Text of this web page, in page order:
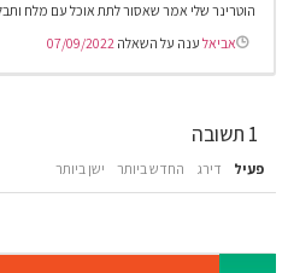
הוטרינר שלי אמר שאסור לתת אוכל עם מלח
אביאל ענה על השאלה 07/09/2022
1 תשובה
פעיל דירג החדש ביותר ישן ביותר